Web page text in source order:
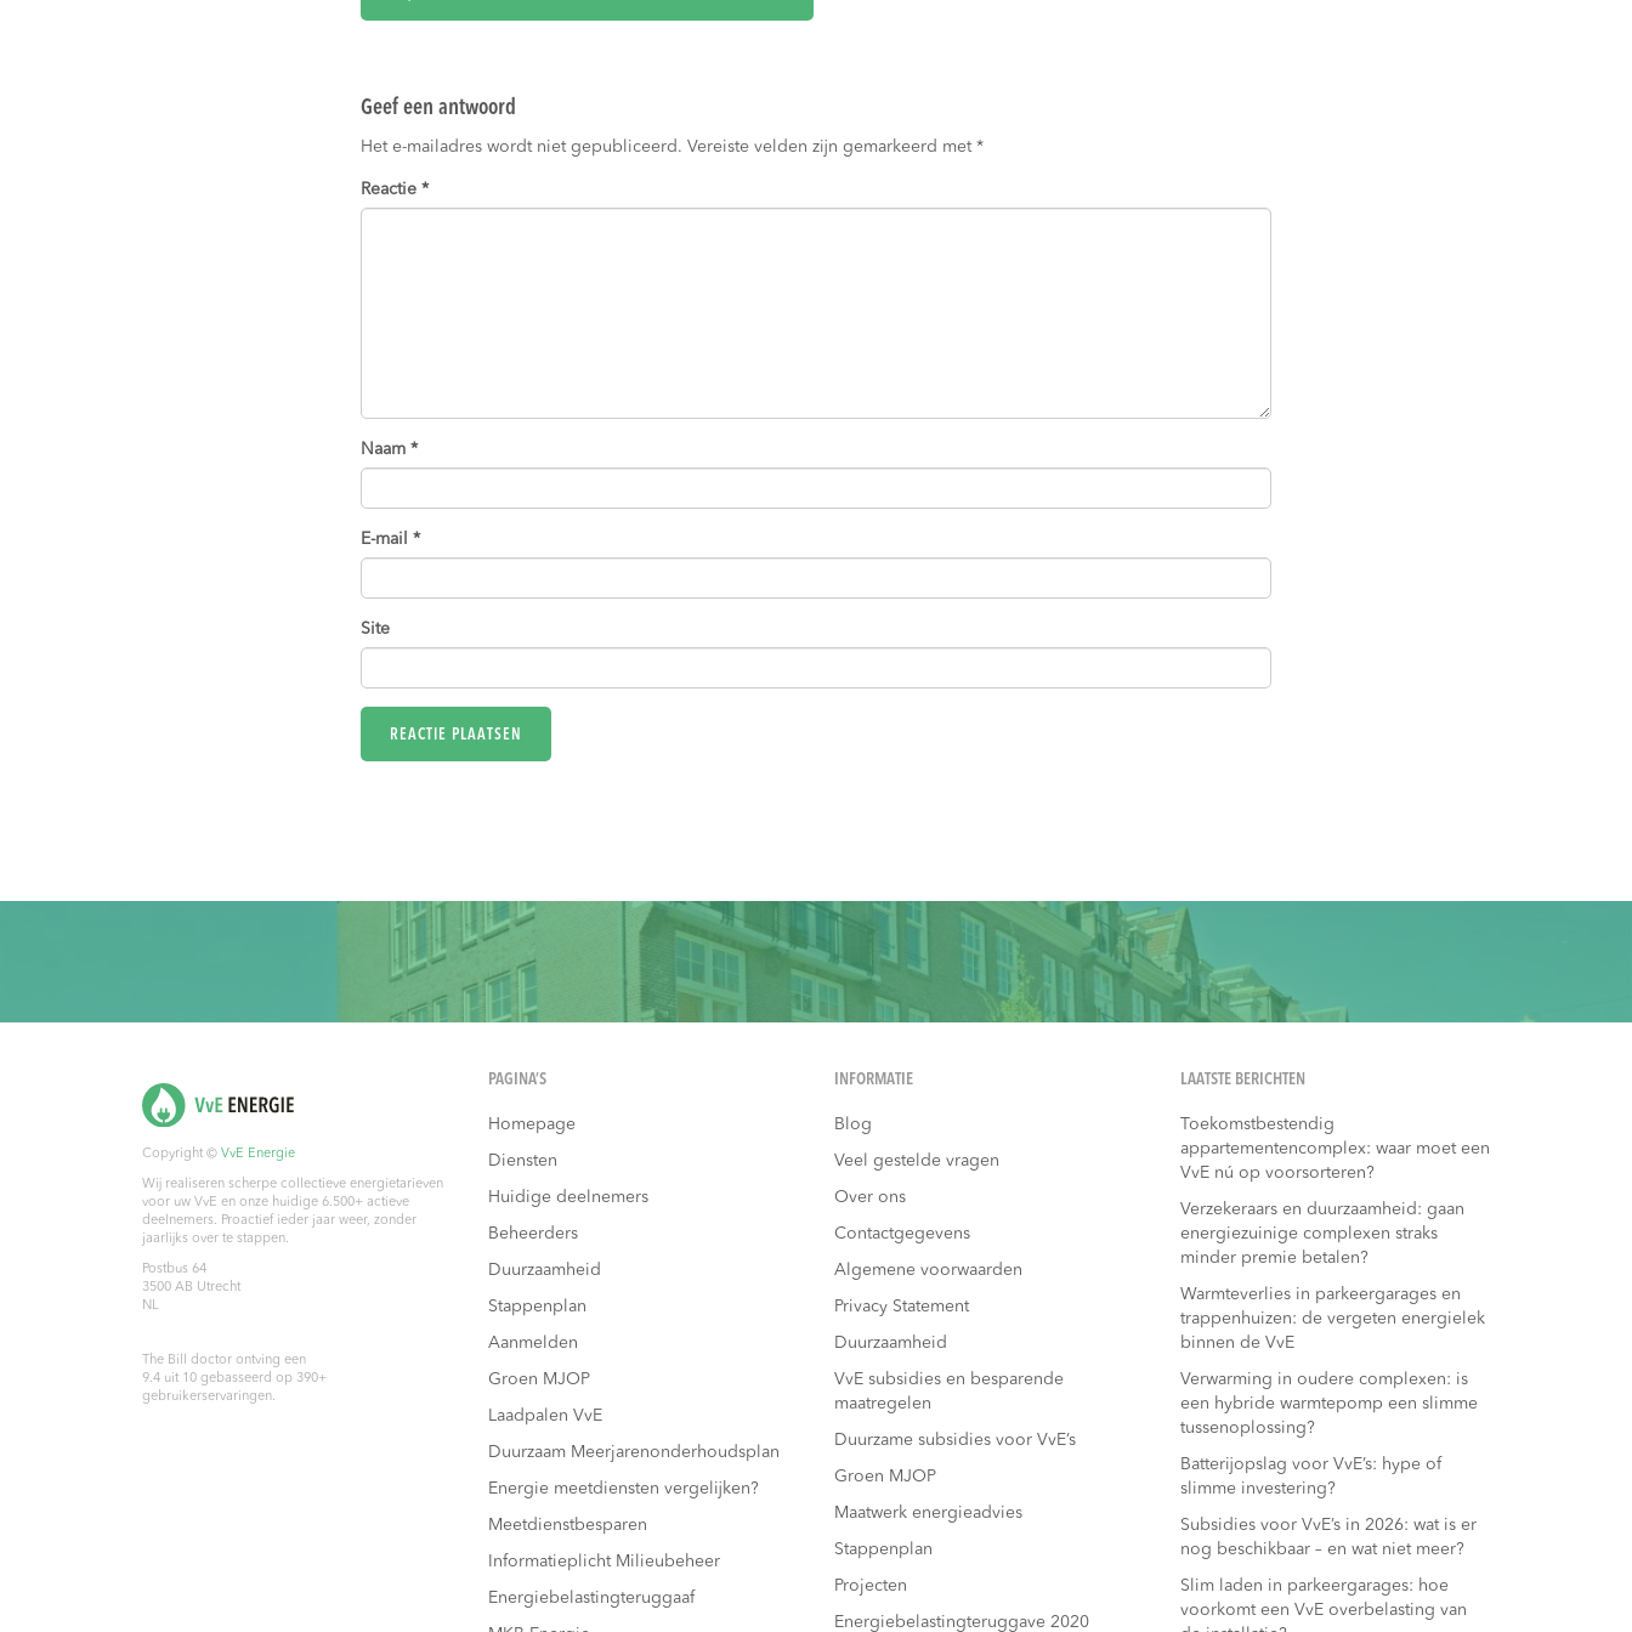
Geef een antwoord
Het e-mailadres wordt niet gepubliceerd. Vereiste velden zijn gemarkeerd met *
Reactie *
Naam *
E-mail *
Site
Copyright © VvE Energie
Wij realiseren scherpe collectieve energietarieven
voor uw VvE en onze huidige 6.500+ actieve
deelnemers. Proactief ieder jaar weer, zonder
jaarlijks over te stappen.
Postbus 64
3500 AB Utrecht
NL
The Bill doctor ontving een
9.4 uit 10 gebasseerd op 390+
gebruikerservaringen.
PAGINA’S
Homepage
Diensten
Huidige deelnemers
Beheerders
Duurzaamheid
Stappenplan
Aanmelden
Groen MJOP
Laadpalen VvE
Duurzaam Meerjarenonderhoudsplan
Energie meetdiensten vergelijken?
Meetdienstbesparen
Informatieplicht Milieubeheer
Energiebelastingteruggaaf
INFORMATIE
Blog
Veel gestelde vragen
Over ons
Contactgegevens
Algemene voorwaarden
Privacy Statement
Duurzaamheid
VvE subsidies en besparende
maatregelen
Duurzame subsidies voor VvE’s
Groen MJOP
Maatwerk energieadvies
Stappenplan
Projecten
Energiebelastingteruggave 2020
LAATSTE BERICHTEN
Toekomstbestendig
appartementencomplex: waar moet een
VvE nú op voorsorteren?
Verzekeraars en duurzaamheid: gaan
energiezuinige complexen straks
minder premie betalen?
Warmteverlies in parkeergarages en
trappenhuizen: de vergeten energielek
binnen de VvE
Verwarming in oudere complexen: is
een hybride warmtepomp een slimme
tussenoplossing?
Batterijopslag voor VvE’s: hype of
slimme investering?
Subsidies voor VvE’s in 2026: wat is er
nog beschikbaar – en wat niet meer?
Slim laden in parkeergarages: hoe
voorkomt een VvE overbelasting van